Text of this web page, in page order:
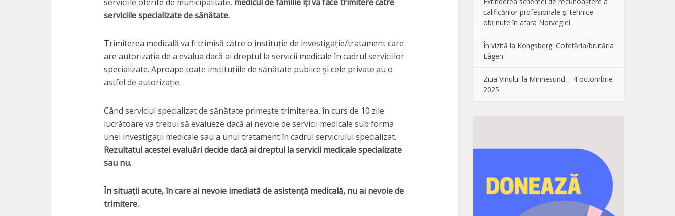
serviciile specializate de sănătate.
Trimiterea medicală va fi trimisă către o instituție de investigație/tratament care
are autorizația de a evalua dacă ai dreptul la servicii medicale în cadrul serviciilor
specializate. Aproape toate instituțiile de sănătate publice și cele private au o
astfel de autorizație.
Când serviciul specializat de sănătate primește trimiterea, în curs de 10 zile
lucrătoare va trebui să evalueze dacă ai nevoie de servicii medicale sub forma
unei investigații medicale sau a unui tratament în cadrul serviciului specializat.
Rezultatul acestei evaluări decide dacă ai dreptul la servicii medicale specializate
sau nu.
În situații acute, în care ai nevoie imediată de asistență medicală, nu ai nevoie de
trimitere.
calificărilor profesionale și tehnice
obținute în afara Norvegiei
În vizită la Kongsberg: Cofetăria/brutăria
Lågen
Ziua Vinului la Minnesund – 4 octombrie
2025